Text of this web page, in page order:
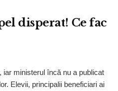
disperat! Ce fac
iar ministerul încă nu a publicat
Elevii, principalii beneficiari ai